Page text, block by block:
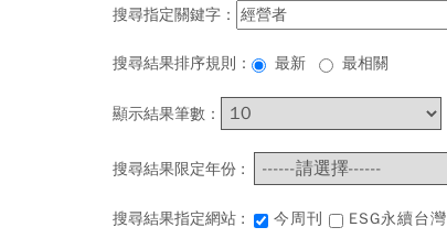
搜尋指定關鍵字：
搜尋結果排序規則： 最新 最相關
顯示結果筆數：
搜尋結果限定年份 :
搜尋結果指定網站 : 今周刊 ESG永續台灣